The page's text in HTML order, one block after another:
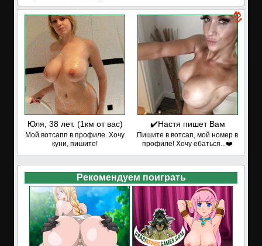
Юля, 38 лет. (1км от вас)
Мой вотсапп в профиле. Хочу
куни, пишите!
✔️Настя пишет Вам
Пишите в вотсап, мой номер в
профиле! Хочу ебаться...❤️
Рекомендуем поиграть